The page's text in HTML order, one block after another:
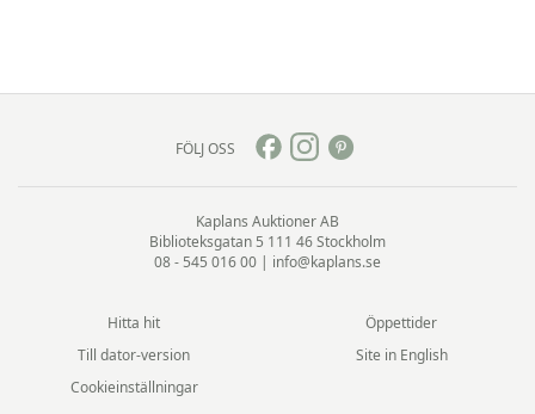
FÖLJ OSS
Kaplans Auktioner AB
Biblioteksgatan 5 111 46 Stockholm
08 - 545 016 00 | info@kaplans.se
Hitta hit
Öppettider
Till dator-version
Site in English
Cookieinställningar